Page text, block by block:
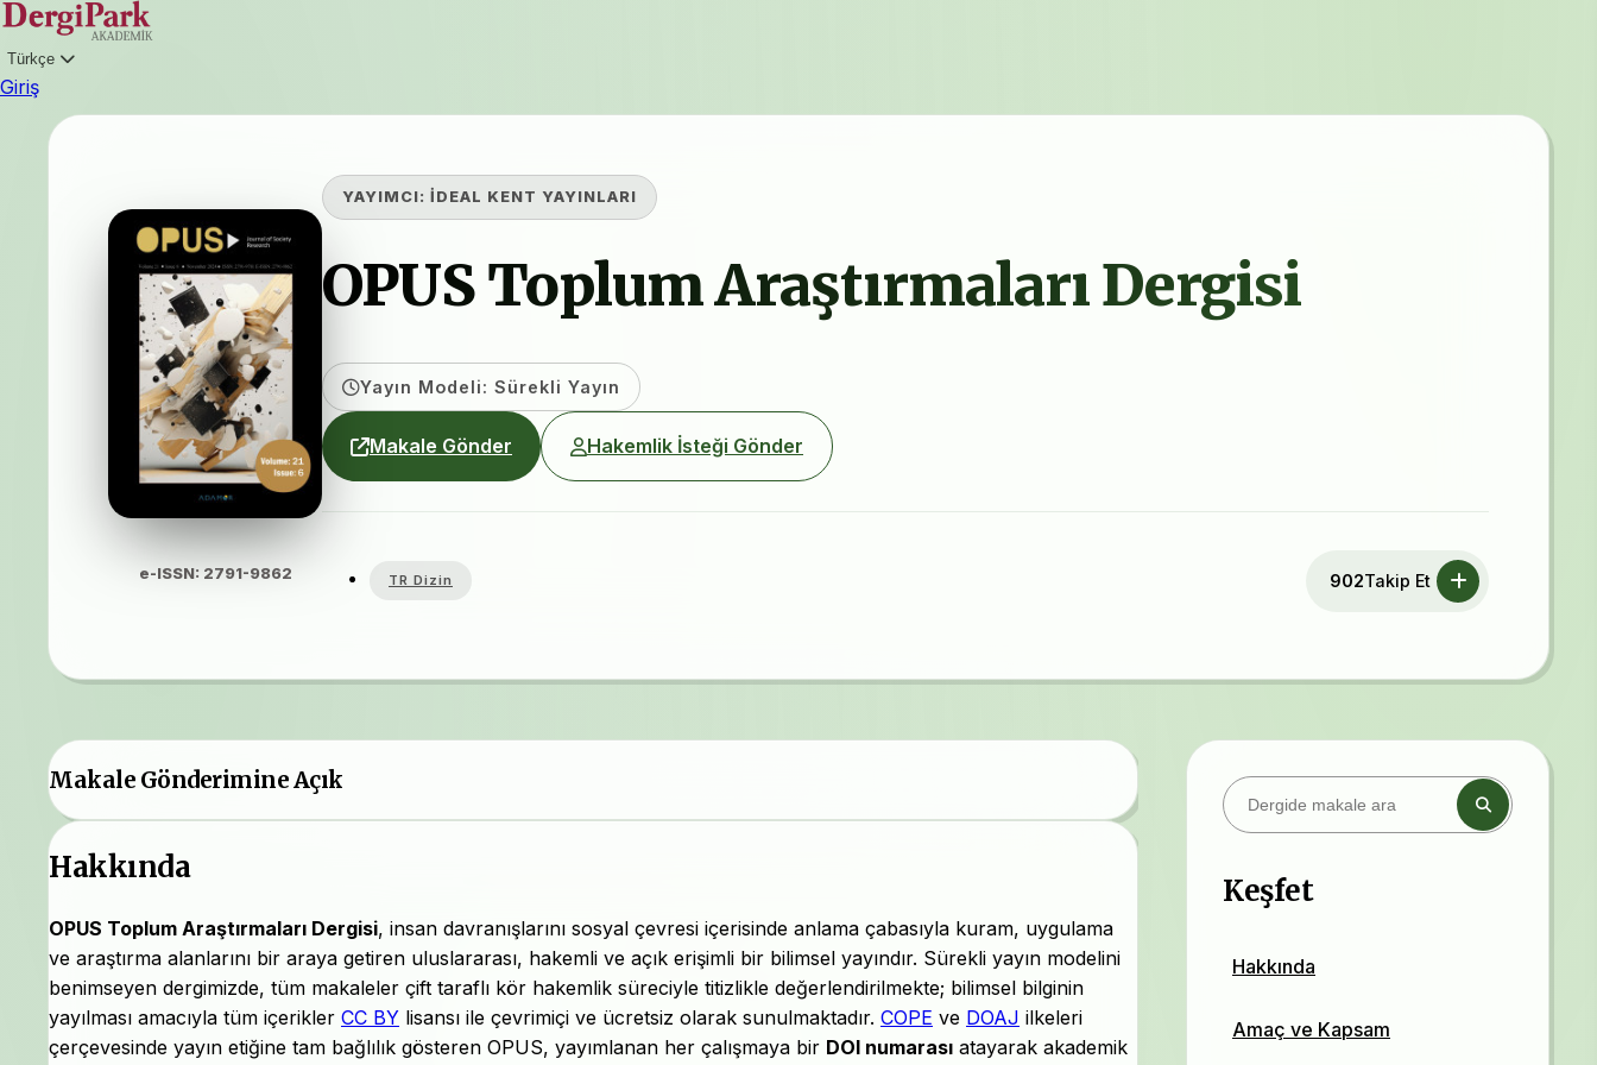
Türkçe
Giriş
e-ISSN: 2791-9862
YAYIMCI: İDEAL KENT YAYINLARI
OPUS Toplum Araştırmaları Dergisi
Yayın Modeli: Sürekli Yayın
Makale Gönder Hakemlik İsteği Gönder
TR Dizin 902Takip Et
Makale Gönderimine Açık
Hakkında
OPUS Toplum Araştırmaları Dergisi, insan davranışlarını sosyal çevresi içerisinde anlama çabasıyla kuram, uygulama
ve araştırma alanlarını bir araya getiren uluslararası, hakemli ve açık erişimli bir bilimsel yayındır. Sürekli yayın modelini
benimseyen dergimizde, tüm makaleler çift taraflı kör hakemlik süreciyle titizlikle değerlendirilmekte; bilimsel bilginin
yayılması amacıyla tüm içerikler CC BY lisansı ile çevrimiçi ve ücretsiz olarak sunulmaktadır. COPE ve DOAJ ilkeleri
çerçevesinde yayın etiğine tam bağlılık gösteren OPUS, yayımlanan her çalışmaya bir DOI numarası atayarak akademik
Keşfet
Hakkında
Amaç ve Kapsam